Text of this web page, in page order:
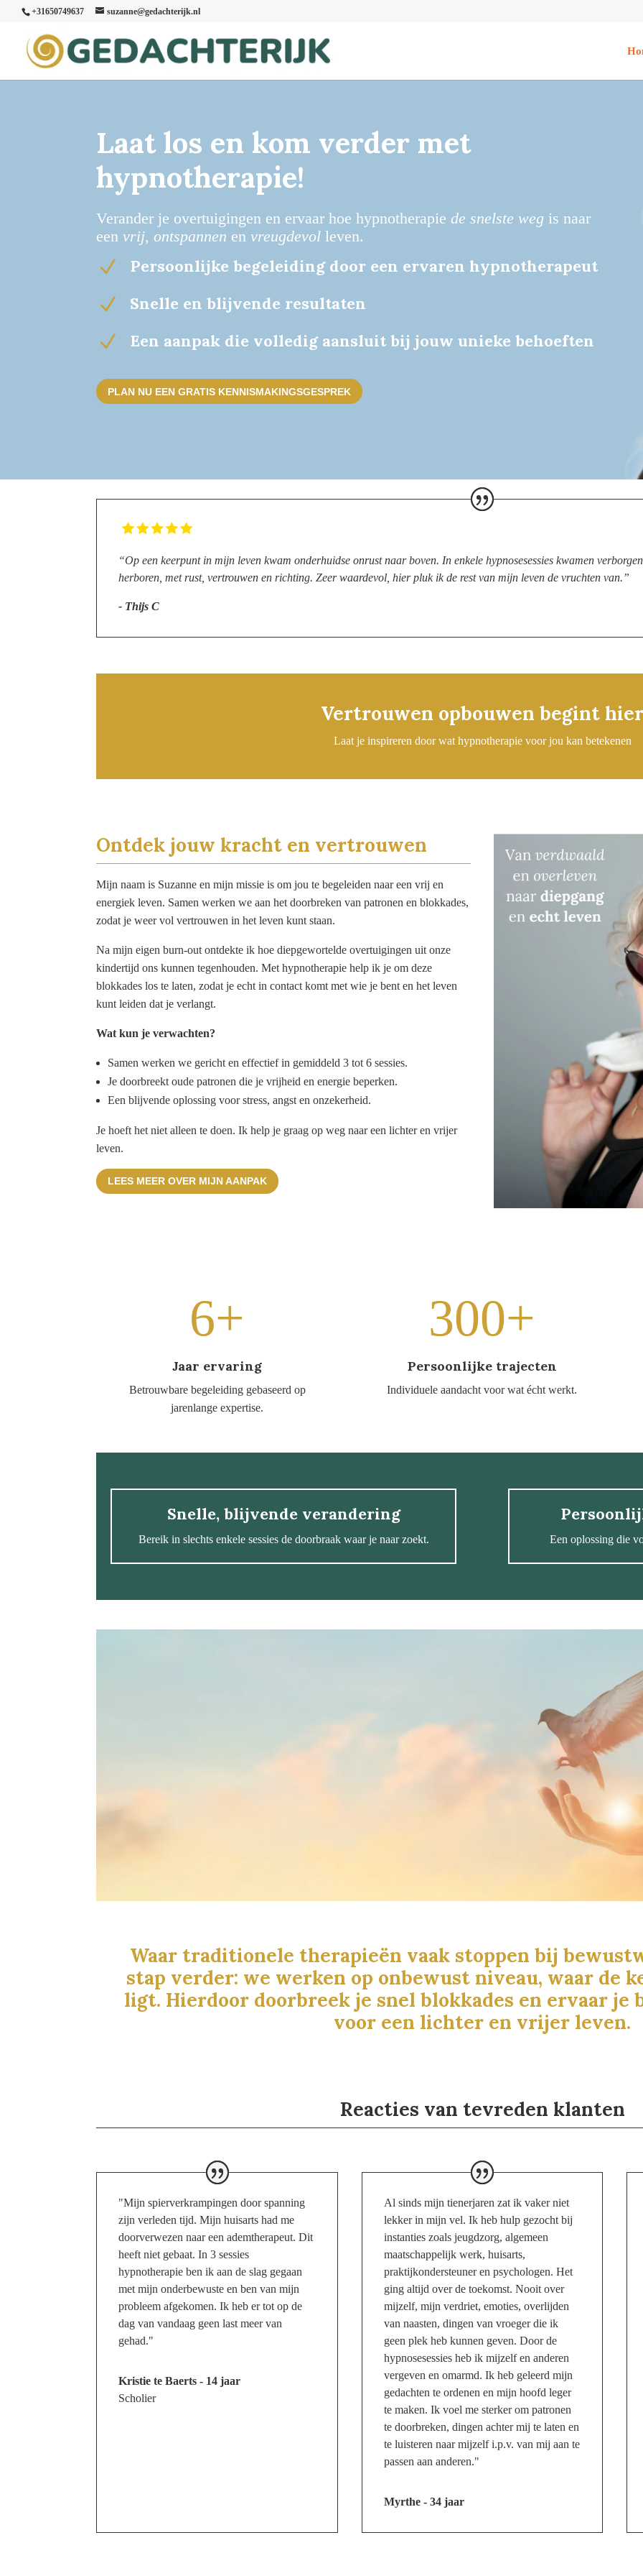
+31650749637 suzanne@gedachterijk.nl
Laat los en kom verder met
hypnotherapie!
Verander je overtuigingen en ervaar hoe hypnotherapiede snelste weg is naar
eenvrij,ontspannen envreugdevol leven.
N Persoonlijke begeleiding door een ervaren hypnotherapeut
N Snelle en blijvende resultaten
N Een aanpak die volledig aansluit bij jouw unieke behoeften
PLAN NU EEN GRATIS KENNISMAKINGSGESPREK
“Op een keerpunt in mijn leven kwam onderhuidse onrust naar boven. In enkele hypnosesessies kwamen
herboren, met rust, vertrouwen en richting. Zeer waardevol, hier pluk ik de rest van mijn leven de vruchten van.”
- Thijs C
Vertrouwen opbouwen begint hier
Laat je inspireren door wat hypnotherapie voor jou kan betekenen
Ontdek jouw kracht en vertrouwen
Mijn naam is Suzanne en mijn missie is om jou te begeleiden naar een vrij en
energiek leven. Samen werken we aan het doorbreken van patronen en blokkades,
zodat je weer vol vertrouwen in het leven kunt staan.
Na mijn eigen burn-out ontdekte ik hoe diepgewortelde overtuigingen uit onze
kindertijd ons kunnen tegenhouden. Met hypnotherapie help ik je om deze
blokkades los te laten, zodat je echt in contact komt met wie je bent en het leven
kunt leiden dat je verlangt.
Wat kun je verwachten?
Samen werken we gericht en effectief in gemiddeld 3 tot 6 sessies.
Je doorbreekt oude patronen die je vrijheid en energie beperken.
Een blijvende oplossing voor stress, angst en onzekerheid.
Je hoeft het niet alleen te doen. Ik help je graag op weg naar een lichter en vrijer
leven.
LEES MEER OVER MIJN AANPAK
6+
Jaar ervaring
Betrouwbare begeleiding gebaseerd op
jarenlange expertise.
300+
Persoonlijke trajecten
Individuele aandacht voor wat écht werkt.
Snelle, blijvende verandering
Bereik in slechts enkele sessies de doorbraak waar je naar zoekt. Een oplossing die
Waar traditionele therapieën vaak stoppen bij
stap verder: we werken op onbewust niveau, waar de
ligt. Hierdoor doorbreek je snel blokkades en ervaar je
voor een lichter en vrijer leven.
Reacties van tevreden klanten
"Mijn spierverkrampingen door spanning
zijn verleden tijd. Mijn huisarts had me
doorverwezen naar een ademtherapeut. Dit
heeft niet gebaat. In 3 sessies
hypnotherapie ben ik aan de slag gegaan
met mijn onderbewuste en ben van mijn
probleem afgekomen. Ik heb er tot op de
dag van vandaag geen last meer van
gehad."
Kristie te Baerts - 14 jaar
Scholier
Al sinds mijn tienerjaren zat ik vaker niet
lekker in mijn vel. Ik heb hulp gezocht bij
instanties zoals jeugdzorg, algemeen
maatschappelijk werk, huisarts,
praktijkondersteuner en psychologen. Het
ging altijd over de toekomst. Nooit over
mijzelf, mijn verdriet, emoties, overlijden
van naasten, dingen van vroeger die ik
geen plek heb kunnen geven. Door de
hypnosesessies heb ik mijzelf en anderen
vergeven en omarmd. Ik heb geleerd mijn
gedachten te ordenen en mijn hoofd leger
te maken. Ik voel me sterker om patronen
te doorbreken, dingen achter mij te laten en
te luisteren naar mijzelf i.p.v. van mij aan te
passen aan anderen."
Myrthe - 34 jaar